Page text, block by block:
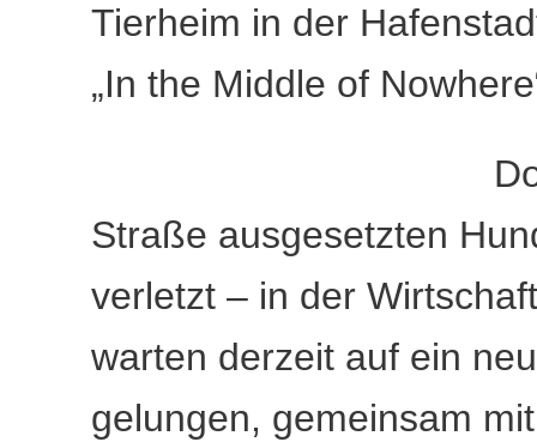
Tierheim in der
„In the Middle of
Straße ausgesetzten
verletzt – in der
warten derzeit auf ein
gelungen, gemeinsam